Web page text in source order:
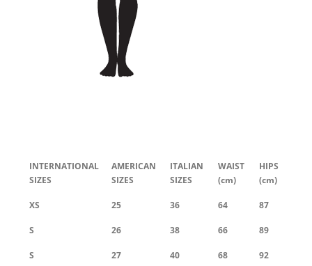
INTERNATIONAL
SIZES
AMERICAN
SIZES
ITALIAN
SIZES
WAIST
(cm)
HIPS
(cm)
XS 25 36 64 87
S 26 38 66 89
S 27 40 68 92